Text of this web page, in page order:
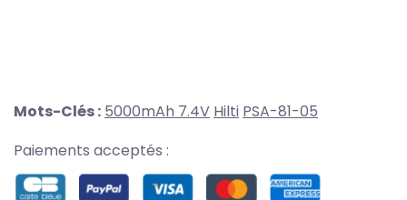
Mots-Clés : 5000mAh 7.4V Hilti PSA-81-05
Paiements acceptés :